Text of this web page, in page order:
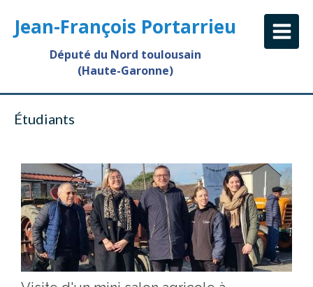
Jean-François Portarrieu
Député du Nord toulousain
(Haute-Garonne)
Étudiants